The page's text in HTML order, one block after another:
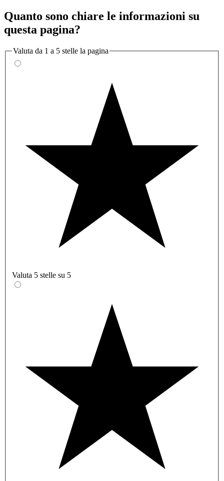
Quanto sono chiare le informazioni su
questa pagina?
Valuta da 1 a 5 stelle la pagina
Valuta 5 stelle su 5